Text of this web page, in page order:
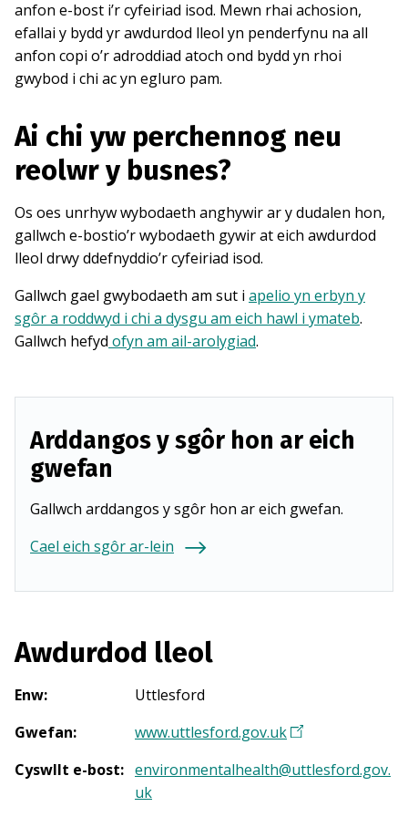
anfon e-bost i’r cyfeiriad isod. Mewn rhai achosion,
efallai y bydd yr awdurdod lleol yn penderfynu na all
anfon copi o’r adroddiad atoch ond bydd yn rhoi
gwybod i chi ac yn egluro pam.
Ai chi yw perchennog neu
reolwr y busnes?
Os oes unrhyw wybodaeth anghywir ar y dudalen hon,
gallwch e-bostio’r wybodaeth gywir at eich awdurdod
lleol drwy ddefnyddio’r cyfeiriad isod.
Gallwch gael gwybodaeth am sut i apelio yn erbyn y
sgôr a roddwyd i chi a dysgu am eich hawl i ymateb.
Gallwch hefyd ofyn am ail-arolygiad.
Arddangos y sgôr hon ar eich
gwefan
Gallwch arddangos y sgôr hon ar eich gwefan.
Cael eich sgôr ar-lein
Awdurdod lleol
Enw:
Uttlesford
Gwefan: www.uttlesford.gov.uk(
n
Cyswllt e-bost: environmentalhealth@uttlesford.gov.
uk